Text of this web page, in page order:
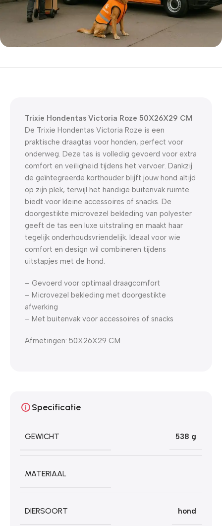
5% korting met code
Trixie Hondentas Victoria Roze 50X26X29 CM
De Trixie Hondentas Victoria Roze is een
praktische draagtas voor honden, perfect voor
onderweg. Deze tas is volledig gevoerd voor extra
comfort en veiligheid tijdens het vervoer. Dankzij
de geïntegreerde korthouder blijft jouw hond altijd
op zijn plek, terwijl het handige buitenvak ruimte
biedt voor kleine accessoires of snacks. De
doorgestikte microvezel bekleding van polyester
geeft de tas een luxe uitstraling en maakt haar
tegelijk onderhoudsvriendelijk. Ideaal voor wie
comfort en design wil combineren tijdens
uitstapjes met de hond.
– Gevoerd voor optimaal draagcomfort
– Microvezel bekleding met doorgestikte
afwerking
– Met buitenvak voor accessoires of snacks
Afmetingen: 50X26X29 CM
Specificatie
GEWICHT 538 g
MATERIAAL
DIERSOORT hond